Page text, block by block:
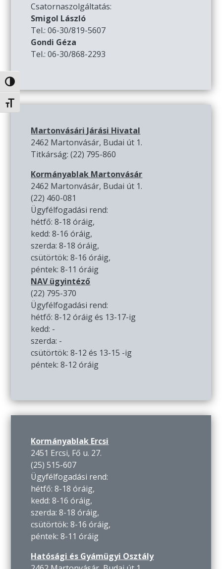
Nagy kontraszt váltása
Betűméret váltása
Csatornaszolgáltatás:
Smigol László
Tel.: 06-30/819-5607
Gondi Géza
Tel.: 06-30/868-2293
Martonvásári Járási Hivatal
2462 Martonvásár, Budai út 1.
Titkárság: (22) 795-860
Kormányablak Martonvásár
2462 Martonvásár, Budai út 1.
(22) 460-081
Ügyfélfogadási rend:
hétfő: 8-18 óráig,
kedd: 8-16 óráig,
szerda: 8-18 óráig,
csütörtök: 8-16 óráig,
péntek: 8-11 óráig
NAV ügyintéző
(22) 795-370
Ügyfélfogadási rend:
hétfő: 8-12 óráig és 13-17-ig
kedd: -
szerda: -
csütörtök: 8-12 és 13-15 -ig
péntek: 8-12 óráig
Kormányablak Ercsi
2451 Ercsi, Fő u. 27.
(25) 515-607
Ügyfélfogadási rend:
hétfő: 8-18 óráig,
kedd: 8-16 óráig,
szerda: 8-18 óráig,
csütörtök: 8-16 óráig,
péntek: 8-11 óráig
Hatósági és Gyámügyi Osztály